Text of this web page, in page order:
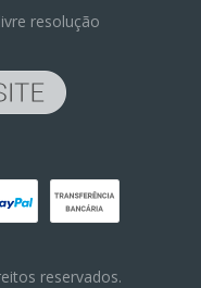
resolução
reservados.